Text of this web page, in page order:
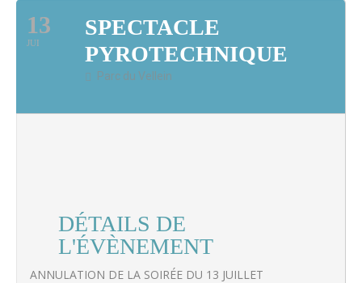
13
JUI
SPECTACLE
PYROTECHNIQUE
Parc du Vellein
DÉTAILS DE
L'ÉVÈNEMENT
ANNULATION DE LA SOIRÉE DU 13 JUILLET